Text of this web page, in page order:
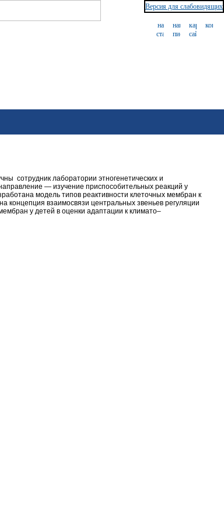
Версия для слабовидящих
сотрудник лаборатории этногенетических и
— изучение приспособительных реакций у
модель типов реактивности клеточных мембран к
концепция взаимосвязи центральных звеньев регуляции
у детей в оценки адаптации к климато–